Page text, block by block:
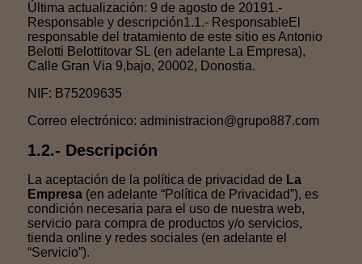
Última actualización: 9 de agosto de 20191.-
Responsable y descripción1.1.- ResponsableEl
responsable del tratamiento de este sitio es Antonio
Belotti Belottitovar SL (en adelante La Empresa),
Calle Gran Via 9,bajo, 20002, Donostia.
NIF: B75209635
Correo electrónico: administracion@grupo887.com
1.2.- Descripción
La aceptación de la política de privacidad de La
Empresa (en adelante “Política de Privacidad”), es
condición necesaria para el uso de nuestra web,
servicio para compra de productos y/o servicios,
tienda online y redes sociales (en adelante el
“Servicio”).